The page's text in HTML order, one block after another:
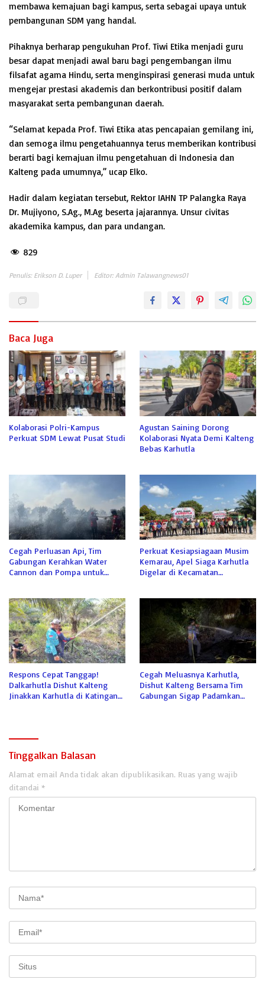
membawa kemajuan bagi kampus, serta sebagai upaya untuk
pembangunan SDM yang handal.
Pihaknya berharap pengukuhan Prof. Tiwi Etika menjadi guru
besar dapat menjadi awal baru bagi pengembangan ilmu
filsafat agama Hindu, serta menginspirasi generasi muda untuk
mengejar prestasi akademis dan berkontribusi positif dalam
masyarakat serta pembangunan daerah.
“Selamat kepada Prof. Tiwi Etika atas pencapaian gemilang ini,
dan semoga ilmu pengetahuannya terus memberikan kontribusi
berarti bagi kemajuan ilmu pengetahuan di Indonesia dan
Kalteng pada umumnya,” ucap Elko.
Hadir dalam kegiatan tersebut, Rektor IAHN TP Palangka Raya
Dr. Mujiyono, S.Ag., M.Ag beserta jajarannya. Unsur civitas
akademika kampus, dan para undangan.
829
Penulis: Erikson D. Luper Editor: Admin Talawangnews01
Baca Juga
Kolaborasi Polri-Kampus
Perkuat SDM Lewat Pusat Studi
Agustan Saining Dorong
Kolaborasi Nyata Demi Kalteng
Bebas Karhutla
Cegah Perluasan Api, Tim
Gabungan Kerahkan Water
Cannon dan Pompa untuk
Perkuat Kesiapsiagaan Musim
Kemarau, Apel Siaga Karhutla
Digelar di Kecamatan
Respons Cepat Tanggap!
Dalkarhutla Dishut Kalteng
Jinakkan Karhutla di Katingan
Cegah Meluasnya Karhutla,
Dishut Kalteng Bersama Tim
Gabungan Sigap Padamkan
Tinggalkan Balasan
Alamat email Anda tidak akan dipublikasikan. Ruas yang wajib
ditandai *